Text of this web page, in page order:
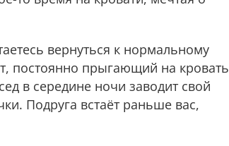
вернуться к нормальному
постоянно прыгающий на кровать
в середине ночи заводит свой
Подруга встаёт раньше вас,